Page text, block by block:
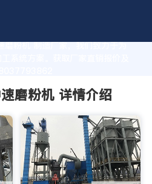
磨粉机 制造厂家，我们致力于为
系统方案。获取厂家直销报价及
磨粉机 详情介绍